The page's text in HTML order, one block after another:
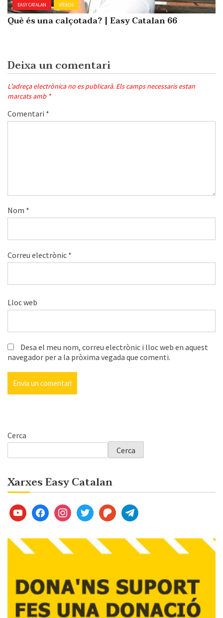
EASY CATALAN VÍDEOS
Què és una calçotada? | Easy Catalan 66
Deixa un comentari
L'adreça electrònica no es publicarà. Els camps necessaris estan
marcats amb *
Comentari *
Nom *
Correu electrònic *
Lloc web
Desa el meu nom, correu electrònic i lloc web en aquest
navegador per a la pròxima vegada que comenti.
Cerca
Cerca
Xarxes Easy Catalan